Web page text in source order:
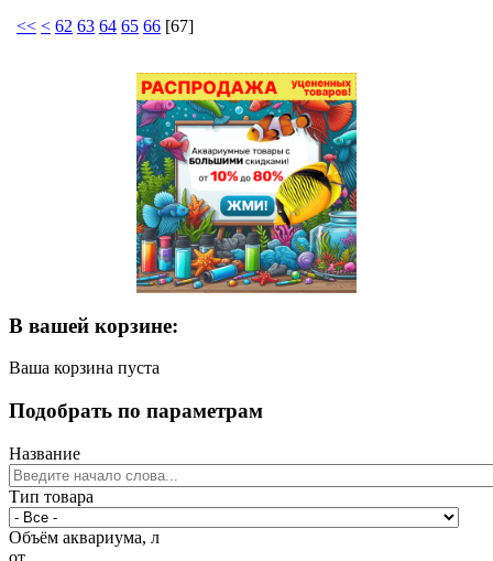
<< < 62 63 64 65 66 [67]
В вашей корзине:
Ваша корзина пуста
Подобрать по параметрам
Название
Тип товара
Объём аквариума, л
от